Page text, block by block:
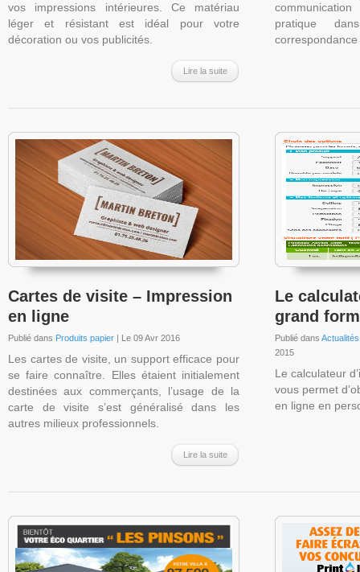
vos impressions intérieures. Ce matériau
léger et résistant est idéal pour votre
décoration ou vos publicités.
Lire la suite
pratique
Cartes de visite – Impression
en ligne
Publié dans Produits papier | Le 09 Avr 2016
Les cartes de visite, un support efficace pour
se faire connaître. Elles étaient initialement
destinées aux commerçants, l’usage de la
carte de visite s’est généralisé dans les
autres milieux professionnels.
Lire la suite
Le
grand
Publié dans Actualités
2015
Le calculateur
vous permet
en ligne en